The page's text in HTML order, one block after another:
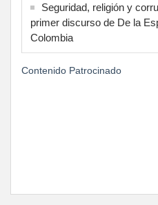
Seguridad, religión y
primer discurso de De la
Colombia
Contenido Patrocinado